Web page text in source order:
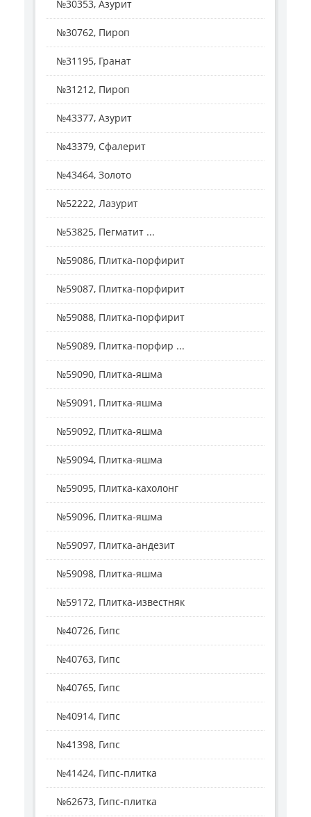
№30353, Азурит
№30762, Пироп
№31195, Гранат
№31212, Пироп
№43377, Азурит
№43379, Сфалерит
№43464, Золото
№52222, Лазурит
№53825, Пегматит ...
№59086, Плитка-порфирит
№59087, Плитка-порфирит
№59088, Плитка-порфирит
№59089, Плитка-порфир ...
№59090, Плитка-яшма
№59091, Плитка-яшма
№59092, Плитка-яшма
№59094, Плитка-яшма
№59095, Плитка-кахолонг
№59096, Плитка-яшма
№59097, Плитка-андезит
№59098, Плитка-яшма
№59172, Плитка-известняк
№40726, Гипс
№40763, Гипс
№40765, Гипс
№40914, Гипс
№41398, Гипс
№41424, Гипс-плитка
№62673, Гипс-плитка